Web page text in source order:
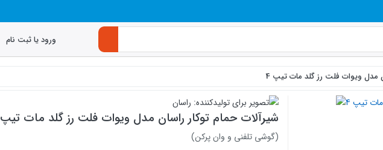
ورود یا ثبت نام
مدل ویوات فلت رز گلد مات تیپ 4
شیرآلات حمام توکار راسان مدل ویوات فلت رز گلد مات تیپ 4
(گوشی تلفنی و وان پرکن)